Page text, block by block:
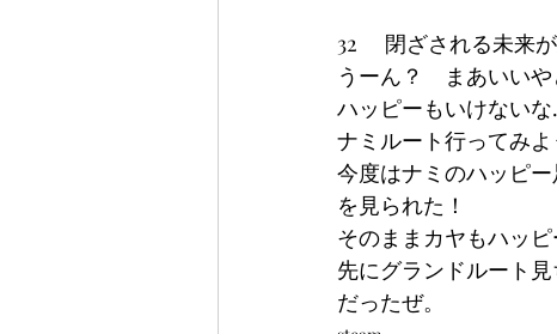
32	閉ざされる未
うーん？　まあいい
ハッピーもいけない
ナミルート行ってみよ
今度はナミのハッピ
を見られた！
そのままカヤもハッ
先にグランドルート
だったぜ。